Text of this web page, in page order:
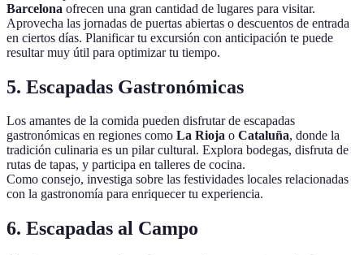
Barcelona ofrecen una gran cantidad de lugares para visitar.
Aprovecha las jornadas de puertas abiertas o descuentos de entrada
en ciertos días. Planificar tu excursión con anticipación te puede
resultar muy útil para optimizar tu tiempo.
5. Escapadas Gastronómicas
Los amantes de la comida pueden disfrutar de escapadas
gastronómicas en regiones como La Rioja o Cataluña, donde la
tradición culinaria es un pilar cultural. Explora bodegas, disfruta de
rutas de tapas, y participa en talleres de cocina.
Como consejo, investiga sobre las festividades locales relacionadas
con la gastronomía para enriquecer tu experiencia.
6. Escapadas al Campo